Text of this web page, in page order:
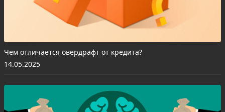
Чем отличается овердрафт от кредита?
14.05.2025